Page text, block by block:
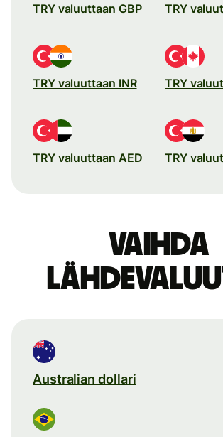
TRY valuuttaan GBP TRY
TRY valuuttaan INR TRY
TRY valuuttaan AED TRY
Vaihda
Australian dollari